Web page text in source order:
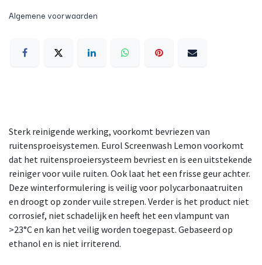
Algemene voorwaarden
Sterk reinigende werking, voorkomt bevriezen van
ruitensproeisystemen. Eurol Screenwash Lemon voorkomt
dat het ruitensproeiersysteem bevriest en is een uitstekende
reiniger voor vuile ruiten. Ook laat het een frisse geur achter.
Deze winterformulering is veilig voor polycarbonaatruiten
en droogt op zonder vuile strepen. Verder is het product niet
corrosief, niet schadelijk en heeft het een vlampunt van
>23°C en kan het veilig worden toegepast. Gebaseerd op
ethanol en is niet irriterend.